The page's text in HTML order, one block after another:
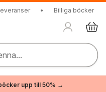
• Billiga böcker
upp till 50% →